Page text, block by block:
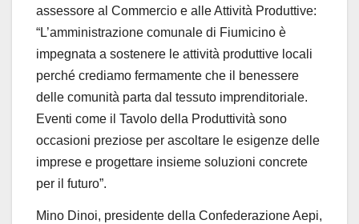
assessore al Commercio e alle Attività Produttive:
“L’amministrazione comunale di Fiumicino è
impegnata a sostenere le attività produttive locali
perché crediamo fermamente che il benessere
delle comunità parta dal tessuto imprenditoriale.
Eventi come il Tavolo della Produttività sono
occasioni preziose per ascoltare le esigenze delle
imprese e progettare insieme soluzioni concrete
per il futuro”.
Mino Dinoi, presidente della Confederazione Aepi,